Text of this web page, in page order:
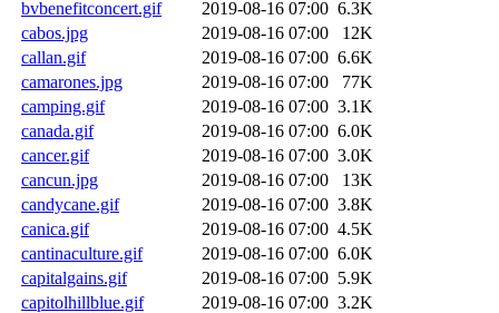
bvbenefitconcert.gif 2019-08-16 07:00 6.3K
cabos.jpg
2019-08-16 07:00
12K
callan.gif
2019-08-16 07:00 6.6K
camarones.jpg
2019-08-16 07:00
77K
camping.gif
2019-08-16 07:00 3.1K
canada.gif
2019-08-16 07:00 6.0K
cancer.gif
2019-08-16 07:00 3.0K
cancun.jpg
2019-08-16 07:00
13K
candycane.gif
2019-08-16 07:00 3.8K
canica.gif
2019-08-16 07:00 4.5K
cantinaculture.gif
2019-08-16 07:00 6.0K
capitalgains.gif
2019-08-16 07:00 5.9K
capitolhillblue.gif
2019-08-16 07:00 3.2K